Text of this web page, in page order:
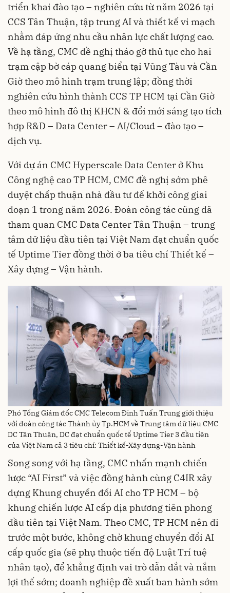
triển khai đào tạo – nghiên cứu từ năm 2026 tại
CCS Tân Thuận, tập trung AI và thiết kế vi mạch
nhằm đáp ứng nhu cầu nhân lực chất lượng cao.
Về hạ tầng, CMC đề nghị tháo gỡ thủ tục cho hai
trạm cập bờ cáp quang biển tại Vũng Tàu và Cần
Giờ theo mô hình trạm trung lập; đồng thời
nghiên cứu hình thành CCS TP HCM tại Cần Giờ
theo mô hình đô thị KHCN & đổi mới sáng tạo tích
hợp R&D – Data Center – AI/Cloud – đào tạo –
dịch vụ.
Với dự án CMC Hyperscale Data Center ở Khu
Công nghệ cao TP HCM, CMC đề nghị sớm phê
duyệt chấp thuận nhà đầu tư để khởi công giai
đoạn 1 trong năm 2026. Đoàn công tác cũng đã
tham quan CMC Data Center Tân Thuận – trung
tâm dữ liệu đầu tiên tại Việt Nam đạt chuẩn quốc
tế Uptime Tier đồng thời ở ba tiêu chí Thiết kế –
Xây dựng – Vận hành.
Phó Tổng Giám đốc CMC Telecom Đinh Tuấn Trung giới thiệu
với đoàn công tác Thành ủy Tp.HCM về Trung tâm dữ liệu CMC
DC Tân Thuận, DC đạt chuẩn quốc tế Uptime Tier 3 đầu tiên
của Việt Nam cả 3 tiêu chí: Thiết kế-Xây dựng-Vận hành
Song song với hạ tầng, CMC nhấn mạnh chiến
lược “AI First” và việc đồng hành cùng C4IR xây
dựng Khung chuyển đổi AI cho TP HCM – bộ
khung chiến lược AI cấp địa phương tiên phong
đầu tiên tại Việt Nam. Theo CMC, TP HCM nên đi
trước một bước, không chờ khung chuyển đổi AI
cấp quốc gia (sẽ phụ thuộc tiến độ Luật Trí tuệ
nhân tạo), để khẳng định vai trò dẫn dắt và nắm
lợi thế sớm; doanh nghiệp đề xuất ban hành sớm